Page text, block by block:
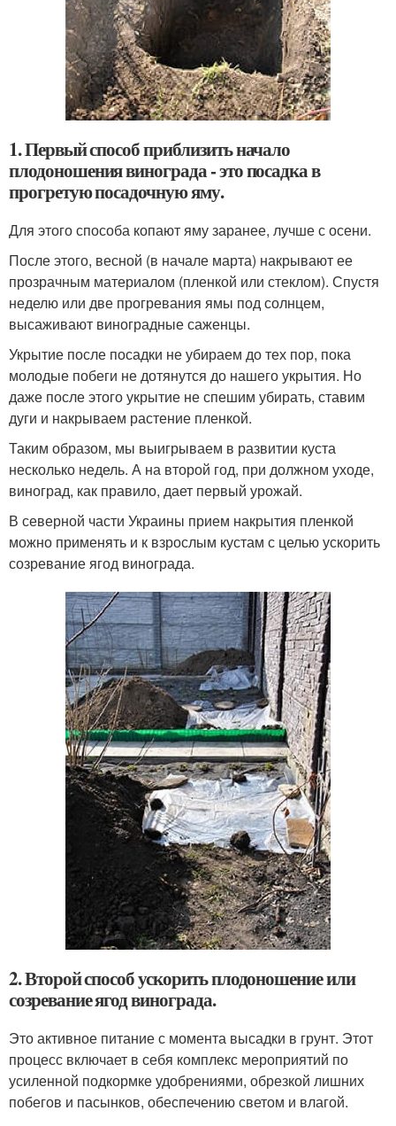
1. Первый способ приблизить начало
плодоношения винограда - это посадка в
прогретую посадочную яму.
Для этого способа копают яму заранее, лучше с осени.
После этого, весной (в начале марта) накрывают ее
прозрачным материалом (пленкой или стеклом). Спустя
неделю или две прогревания ямы под солнцем,
высаживают виноградные саженцы.
Укрытие после посадки не убираем до тех пор, пока
молодые побеги не дотянутся до нашего укрытия. Но
даже после этого укрытие не спешим убирать, ставим
дуги и накрываем растение пленкой.
Таким образом, мы выигрываем в развитии куста
несколько недель. А на второй год, при должном уходе,
виноград, как правило, дает первый урожай.
В северной части Украины прием накрытия пленкой
можно применять и к взрослым кустам с целью ускорить
созревание ягод винограда.
2. Второй способ ускорить плодоношение или
созревание ягод винограда.
Это активное питание с момента высадки в грунт. Этот
процесс включает в себя комплекс мероприятий по
усиленной подкормке удобрениями, обрезкой лишних
побегов и пасынков, обеспечению светом и влагой.